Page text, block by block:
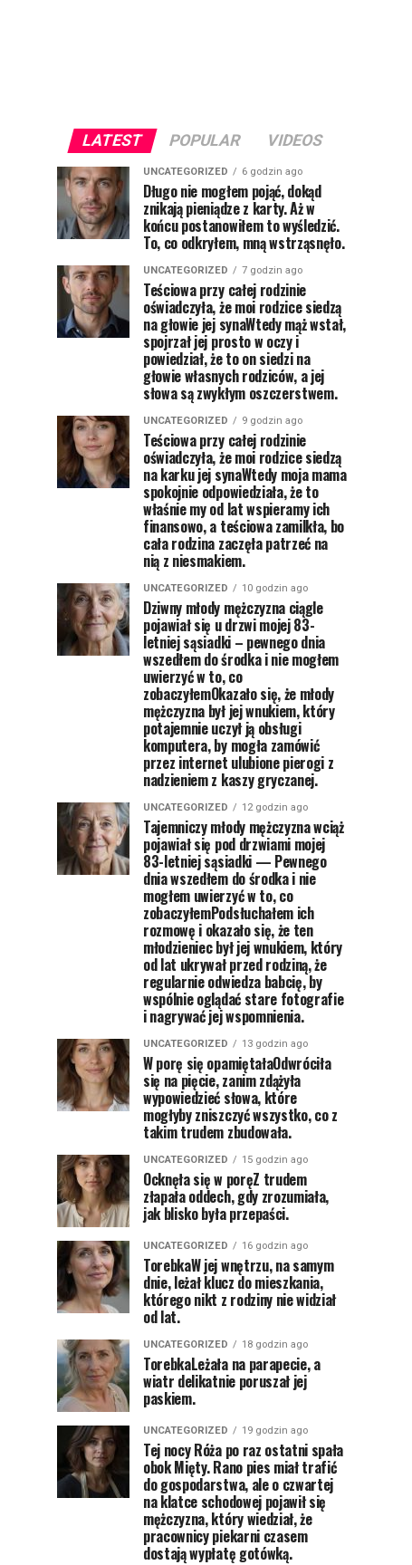
LATEST POPULAR VIDEOS
UNCATEGORIZED 6 godzin ago
Długo nie mogłem pojąć, dokąd
znikają pieniądze z karty. Aż w
końcu postanowiłem to wyśledzić.
To, co odkryłem, mną wstrząsnęło.
UNCATEGORIZED 7 godzin ago
Teściowa przy całej rodzinie
oświadczyła, że moi rodzice siedzą
na głowie jej synaWtedy mąż wstał,
spojrzał jej prosto w oczy i
powiedział, że to on siedzi na
głowie własnych rodziców, a jej
słowa są zwykłym oszczerstwem.
UNCATEGORIZED 9 godzin ago
Teściowa przy całej rodzinie
oświadczyła, że moi rodzice siedzą
na karku jej synaWtedy moja mama
spokojnie odpowiedziała, że to
właśnie my od lat wspieramy ich
finansowo, a teściowa zamilkła, bo
cała rodzina zaczęła patrzeć na
nią z niesmakiem.
UNCATEGORIZED 10 godzin ago
Dziwny młody mężczyzna ciągle
pojawiał się u drzwi mojej 83-
letniej sąsiadki – pewnego dnia
wszedłem do środka i nie mogłem
uwierzyć w to, co
zobaczyłemOkazało się, że młody
mężczyzna był jej wnukiem, który
potajemnie uczył ją obsługi
komputera, by mogła zamówić
przez internet ulubione pierogi z
nadzieniem z kaszy gryczanej.
UNCATEGORIZED 12 godzin ago
Tajemniczy młody mężczyzna wciąż
pojawiał się pod drzwiami mojej
83-letniej sąsiadki — Pewnego
dnia wszedłem do środka i nie
mogłem uwierzyć w to, co
zobaczyłemPodsłuchałem ich
rozmowę i okazało się, że ten
młodzieniec był jej wnukiem, który
od lat ukrywał przed rodziną, że
regularnie odwiedza babcię, by
wspólnie oglądać stare fotografie
i nagrywać jej wspomnienia.
UNCATEGORIZED 13 godzin ago
W porę się opamiętałaOdwróciła
się na pięcie, zanim zdążyła
wypowiedzieć słowa, które
mogłyby zniszczyć wszystko, co z
takim trudem zbudowała.
UNCATEGORIZED 15 godzin ago
Ocknęła się w poręZ trudem
złapała oddech, gdy zrozumiała,
jak blisko była przepaści.
UNCATEGORIZED 16 godzin ago
TorebkaW jej wnętrzu, na samym
dnie, leżał klucz do mieszkania,
którego nikt z rodziny nie widział
od lat.
UNCATEGORIZED 18 godzin ago
TorebkaLeżała na parapecie, a
wiatr delikatnie poruszał jej
paskiem.
UNCATEGORIZED 19 godzin ago
Tej nocy Róża po raz ostatni spała
obok Mięty. Rano pies miał trafić
do gospodarstwa, ale o czwartej
na klatce schodowej pojawił się
mężczyzna, który wiedział, że
pracownicy piekarni czasem
dostają wypłatę gotówką.